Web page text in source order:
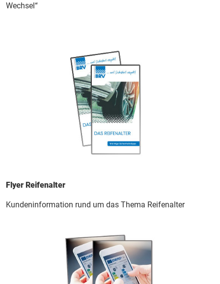
Wechsel“
Flyer Reifenalter
Kundeninformation rund um das Thema Reifenalter